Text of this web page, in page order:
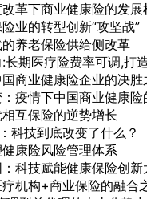
革下商业健康险的发展
业的转型创新“攻坚战”
养老保险供给侧改革
长期医疗险费率可调,打
商业健康险企业的决胜
疫情下中国商业健康险
互保险的逆势增长
科技到底改变了什么？
康险风险管理体系
科技赋能健康保险创新
机构+商业保险的融合